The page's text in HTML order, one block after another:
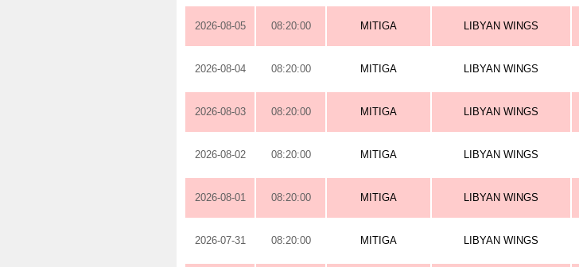
2026-08-05 08:20:00 MITIGA LIBYAN WINGS
2026-08-04 08:20:00 MITIGA LIBYAN WINGS
2026-08-03 08:20:00 MITIGA LIBYAN WINGS
2026-08-02 08:20:00 MITIGA LIBYAN WINGS
2026-08-01 08:20:00 MITIGA LIBYAN WINGS
2026-07-31 08:20:00 MITIGA LIBYAN WINGS